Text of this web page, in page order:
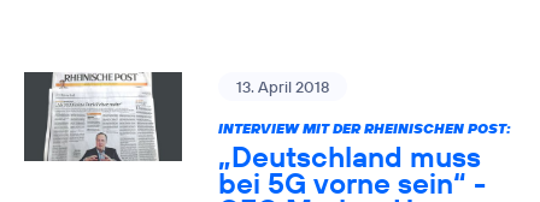
13. April 2018
INTERVIEW MIT DER RHEINISCHEN POST:
„Deutschland muss
bei 5G vorne sein“ -